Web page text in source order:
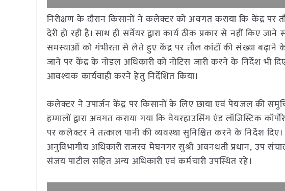
निरीक्षण के दौरान किसानों ने कलेक्टर को अवगत कराया कि केंद्र
देरी हो रही है। साथ ही सर्वेयर द्वारा कार्य ठीक प्रकार से नहीं किए
समस्याओं को गंभीरता से लेते हुए केंद्र पर तौल कांटों की संख्या बढ़ाने
जाने पर केंद्र के नोडल अधिकारी को नोटिस जारी करने के निर्देश भी
आवश्यक कार्यवाही करने हेतु निर्देशित किया।
कलेक्टर ने उपार्जन केंद्र पर किसानों के लिए छाया एवं पेयजल की
हम्मालों द्वारा अवगत कराया गया कि वेयरहाउसिंग एंड लॉजिस्टिक
पर कलेक्टर ने तत्काल पानी की व्यवस्था सुनिश्चित करने के निर्देश
अनुविभागीय अधिकारी राजस्व मेघनगर सुश्री अवनधती प्रधान, उप
संजय पाटील सहित अन्य अधिकारी एवं कर्मचारी उपस्थित रहे।